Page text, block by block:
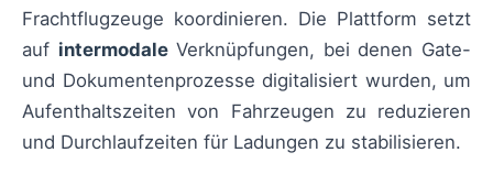
Frachtflugzeuge koordinieren. Die Plattform setzt
auf intermodaleVerknüpfungen, bei denen Gate-
und Dokumentenprozesse digitalisiert wurden, um
Aufenthaltszeiten von Fahrzeugen zu reduzieren
und Durchlaufzeiten für Ladungen zu stabilisieren.